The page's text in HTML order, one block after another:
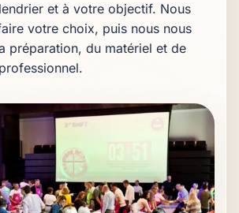
et à votre objectif. Nous
votre choix, puis nous nous
préparation, du matériel et de